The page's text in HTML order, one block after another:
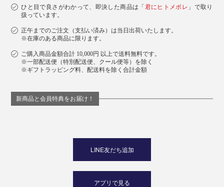
ひと目で良さがわかって、即決した商品は「君にヒトメボレ 」で取り
扱っています。
正午までのご注文（支払い済み）は当日出荷いたします。
※在庫のある商品に限ります。
ご購入商品金額合計 10,000円 以上で送料無料です。
※一部配送便（特別配送便、クール便等）を除く
※ギフトラッピング料、配送料を除く合計金額
新商品と会員特典をお届け！
LINE友だち追加
アプリで見る